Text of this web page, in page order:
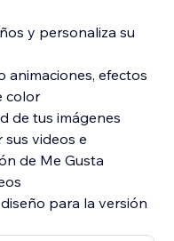
y personaliza su
animaciones, efectos
color
de tus imágenes
sus videos e
de Me Gusta
para la versión